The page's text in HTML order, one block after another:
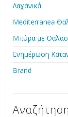
Λαχανικά
Mediterranea
Μπύρα με
Ενημέρωση
Brand
Αναζήτηση